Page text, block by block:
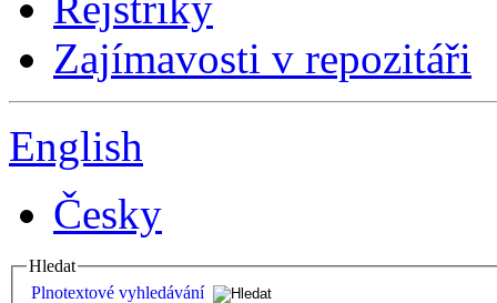
Zajímavosti v repozitáři
English
Česky
Hledat
Plnotextové vyhledávání